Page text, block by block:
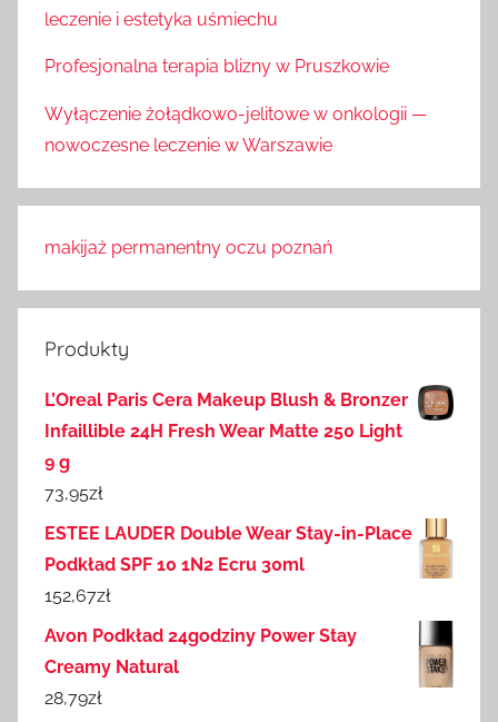
leczenie i estetyka uśmiechu
Profesjonalna terapia blizny w Pruszkowie
Wyłączenie żołądkowo-jelitowe w onkologii —
nowoczesne leczenie w Warszawie
makijaż permanentny oczu poznań
Produkty
L’Oreal Paris Cera Makeup Blush & Bronzer
Infaillible 24H Fresh Wear Matte 250 Light
9 g
73,95zł
ESTEE LAUDER Double Wear Stay-in-Place
Podkład SPF 10 1N2 Ecru 30ml
152,67zł
Avon Podkład 24godziny Power Stay
Creamy Natural
28,79zł